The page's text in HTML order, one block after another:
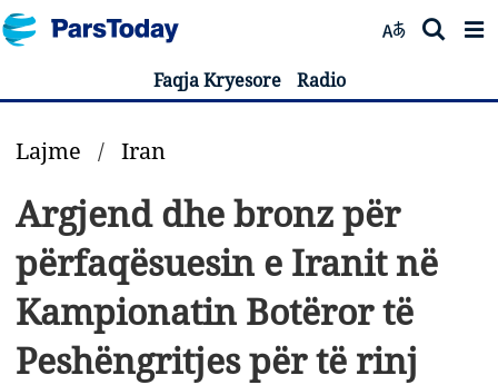
Faqja Kryesore Radio
Lajme / Iran
Argjend dhe bronz për
përfaqësuesin e Iranit në
Kampionatin Botëror të
Peshëngritjes për të rinj